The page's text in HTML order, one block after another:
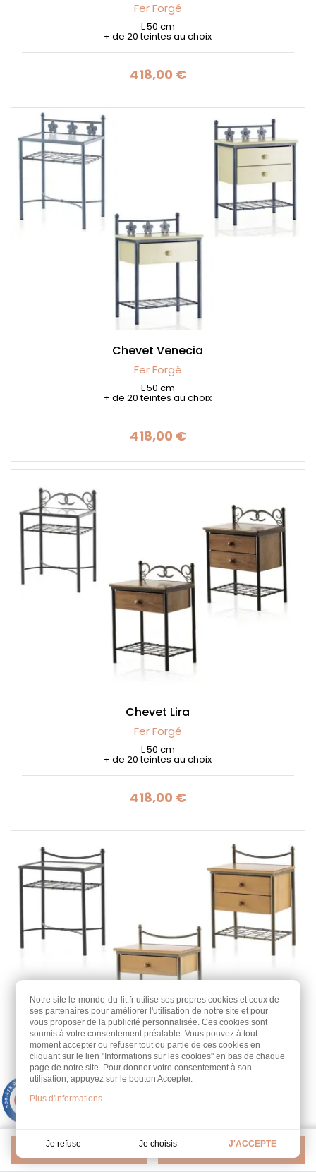
Pertinence Filtrer
Fer Forgé
L 50 cm
+ de 20 teintes au choix
Prix
418,00 €
Chevet Venecia
Fer Forgé
L 50 cm
+ de 20 teintes au choix
Prix
418,00 €
Chevet Lira
Fer Forgé
L 50 cm
+ de 20 teintes au choix
Prix
418,00 €
Chevet Sara
Prix
418,00 €
Notre site le-monde-du-lit.fr utilise ses propres cookies et ceux de
ses partenaires pour améliorer l'utilisation de notre site et pour
vous proposer de la publicité personnalisée. Ces cookies sont
soumis à votre consentement préalable. Vous pouvez à tout
moment accepter ou refuser tout ou partie de ces cookies en
cliquant sur le lien "Informations sur les cookies" en bas de chaque
page de notre site. Pour donner votre consentement à son
utilisation, appuyez sur le bouton Accepter.
Plus d'informations
Je refuse Je choisis J'ACCEPTE
/10